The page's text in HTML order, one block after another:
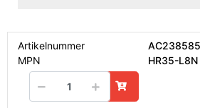
Artikelnummer
MPN
HR35-L8N